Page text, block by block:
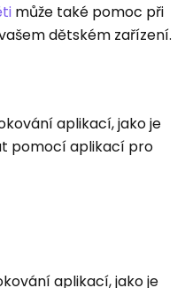
může také pomoc při
dětském zařízení.
aplikací, jako je
pomocí aplikací pro
aplikací, jako je